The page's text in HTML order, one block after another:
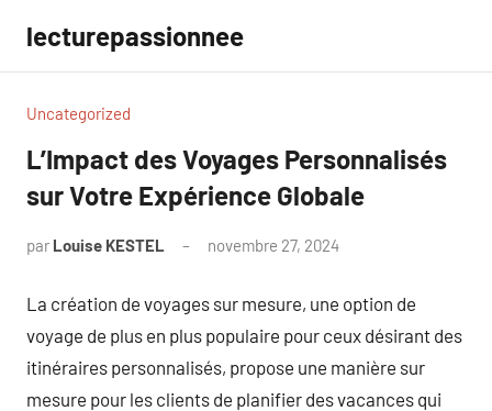
contenu
lecturepassionnee
Uncategorized
L’Impact des Voyages Personnalisés
sur Votre Expérience Globale
par Louise KESTEL novembre 27, 2024
La création de voyages sur mesure, une option de
voyage de plus en plus populaire pour ceux désirant des
itinéraires personnalisés, propose une manière sur
mesure pour les clients de planifier des vacances qui